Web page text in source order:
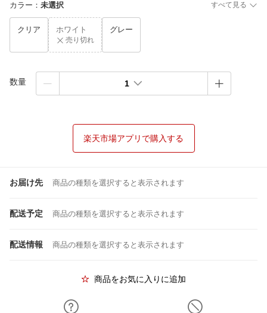
カラー ： 未選択 すべて見る
クリア ホワイト
売り切れ
グレー
数量 1
楽天市場アプリで購入する
お届け先 商品の種類を選択すると表示されます
配送予定 商品の種類を選択すると表示されます
配送情報 商品の種類を選択すると表示されます
商品をお気に入りに追加